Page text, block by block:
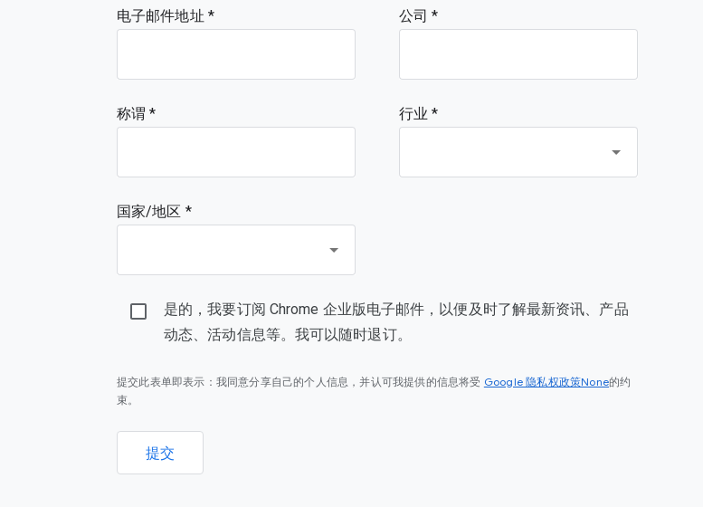
电子邮件地址 公司
称谓 行业 *
国家/地区 *
是的，我要订阅 Chrome 企业版电子邮件，以便及时了解最新资讯、产品
动态、活动信息等。我可以随时退订。
提交此表单即表示：我同意分享自己的个人信息，并认可我提供的信息将受 Google 隐私权政策None的约
束。
提交